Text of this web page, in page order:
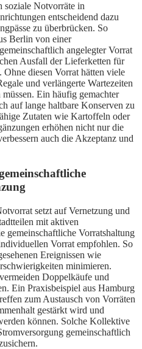
soziale Notvorräte in
entscheidend dazu
zu überbrücken. So
Berlin von einer
angelegter Vorrat
Ausfall der Lieferketten für
Ohne diesen Vorrat hätten viele
und verlängerte Wartezeiten
Ein häufig gemachter
auf lange haltbare Konserven zu
Zutaten wie Kartoffeln oder
erhöhen nicht nur die
auch die Akzeptanz und
setzt auf Vernetzung und
mit aktiven
gemeinschaftliche Vorratshaltung
Vorrat empfohlen. So
Ereignissen wie
minimieren.
Doppelkäufe und
Ein Praxisbeispiel aus Hamburg
zum Austausch von Vorräten
gestärkt wird und
können. Solche Kollektive
gemeinschaftlich